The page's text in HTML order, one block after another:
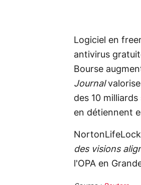
Logiciel en
antivirus
Bourse
Journal
des 10
en détiennent
des visions
l'OPA en